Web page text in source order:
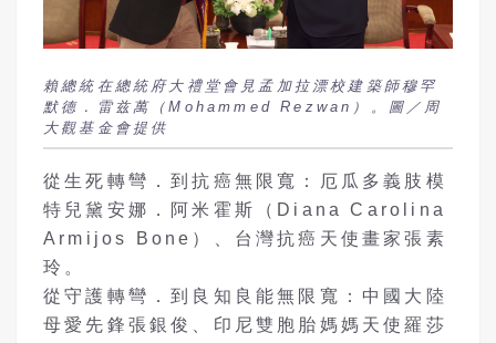
賴總統在總統府大禮堂會見孟加拉漂校建築師穆罕
默德．雷兹萬（Mohammed Rezwan）。圖／周
大觀基金會提供
從生死轉彎．到抗癌無限寬：厄瓜多義肢模
特兒黛安娜．阿米霍斯（Diana Carolina
Armijos Bone）、台灣抗癌天使畫家張素
玲。
從守護轉彎．到良知良能無限寬：中國大陸
母愛先鋒張銀俊、印尼雙胞胎媽媽天使羅莎